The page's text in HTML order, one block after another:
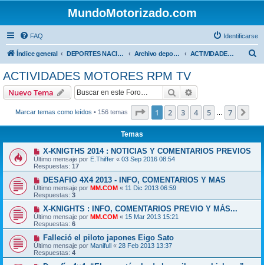
MundoMotorizado.com
FAQ Identificarse
Índice general DEPORTES NACIONALES Archivo deportes nacionales ACTIVIDADES MOTORES RPM TV
ACTIVIDADES MOTORES RPM TV
Nuevo Tema Buscar
Marcar temas como leídos • 156 temas Página de
1 2 3 4 5 7
Temas
X-KNIGTHS 2014 : NOTICIAS Y COMENTARIOS PREVIOS
Último mensaje por E.Thiffer « 03 Sep 2016 08:54
Respuestas: 17
DESAFIO 4X4 2013 - INFO, COMENTARIOS Y MAS
Último mensaje por MM.COM « 11 Dic 2013 06:59
Respuestas: 3
X-KNIGHTS : INFO, COMENTARIOS PREVIO Y MÁS...
Último mensaje por MM.COM « 15 Mar 2013 15:21
Respuestas: 6
Falleció el piloto japones Eigo Sato
Último mensaje por Manifull « 28 Feb 2013 13:37
Respuestas: 4